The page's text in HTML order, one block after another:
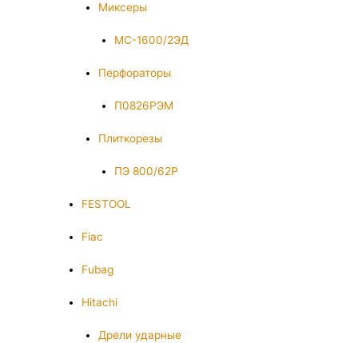
Миксеры
МС-1600/2ЭД
Перфораторы
П0826РЭМ
Плиткорезы
ПЭ 800/62Р
FESTOOL
Fiac
Fubag
Hitachi
Дрели ударные